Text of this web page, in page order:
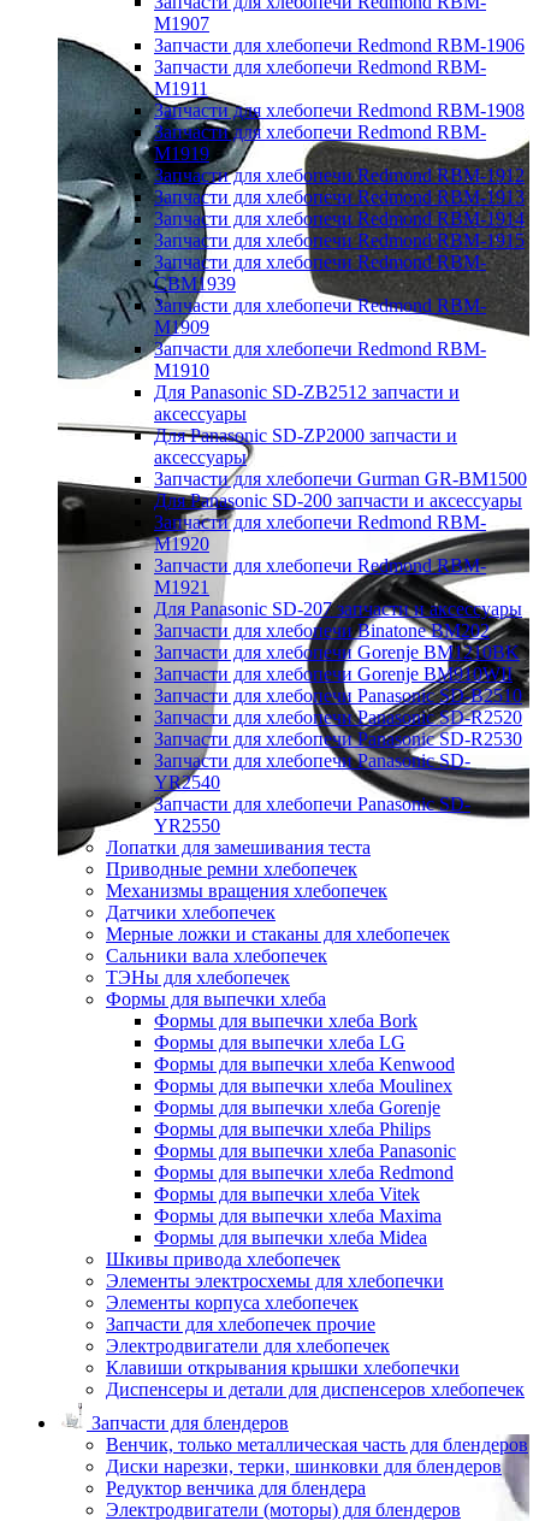
M1907
Запчасти для хлебопечи Redmond RBM-1906
Запчасти для хлебопечи Redmond RBM-
M1911
Запчасти для хлебопечи Redmond RBM-1908
Запчасти для хлебопечи Redmond RBM-
M1919
Запчасти для хлебопечи Redmond RBM-1912
Запчасти для хлебопечи Redmond RBM-1913
Запчасти для хлебопечи Redmond RBM-1914
Запчасти для хлебопечи Redmond RBM-1915
Запчасти для хлебопечи Redmond RBM-
CBM1939
Запчасти для хлебопечи Redmond RBM-
M1909
Запчасти для хлебопечи Redmond RBM-
M1910
Для Panasonic SD-ZB2512 запчасти и
аксессуары
Для Panasonic SD-ZP2000 запчасти и
аксессуары
Запчасти для хлебопечи Gurman GR-BM1500
Для Panasonic SD-200 запчасти и аксессуары
Запчасти для хлебопечи Redmond RBM-
M1920
Запчасти для хлебопечи Redmond RBM-
M1921
Для Panasonic SD-207 запчасти и аксессуары
Запчасти для хлебопечи Binatone BM202
Запчасти для хлебопечи Gorenje BM1210BK
Запчасти для хлебопечи Gorenje BM910WII
Запчасти для хлебопечи Panasonic SD-B2510
Запчасти для хлебопечи Panasonic SD-R2520
Запчасти для хлебопечи Panasonic SD-R2530
Запчасти для хлебопечи Panasonic SD-
YR2540
Запчасти для хлебопечи Panasonic SD-
YR2550
Лопатки для замешивания теста
Приводные ремни хлебопечек
Механизмы вращения хлебопечек
Датчики хлебопечек
Мерные ложки и стаканы для хлебопечек
Сальники вала хлебопечек
ТЭНы для хлебопечек
Формы для выпечки хлеба
Формы для выпечки хлеба Bork
Формы для выпечки хлеба LG
Формы для выпечки хлеба Kenwood
Формы для выпечки хлеба Moulinex
Формы для выпечки хлеба Gorenje
Формы для выпечки хлеба Philips
Формы для выпечки хлеба Panasonic
Формы для выпечки хлеба Redmond
Формы для выпечки хлеба Vitek
Формы для выпечки хлеба Maxima
Формы для выпечки хлеба Midea
Шкивы привода хлебопечек
Элементы электросхемы для хлебопечки
Элементы корпуса хлебопечек
Запчасти для хлебопечек прочие
Электродвигатели для хлебопечек
Клавиши открывания крышки хлебопечки
Диспенсеры и детали для диспенсеров хлебопечек
Запчасти для блендеров
Венчик, только металлическая часть для блендеров
Диски нарезки, терки, шинковки для блендеров
Редуктор венчика для блендера
Электродвигатели (моторы) для блендеров